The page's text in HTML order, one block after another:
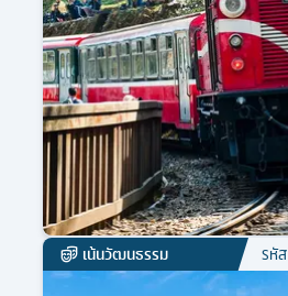
เน้นวัฒนธรรม รหัส